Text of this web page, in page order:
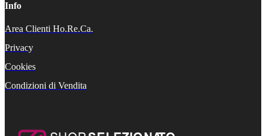
Info
Area Clienti Ho.Re.Ca.
Privacy
Cookies
Condizioni di Vendita